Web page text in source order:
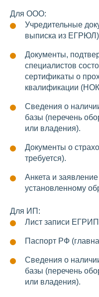
Для ООО:
Учредительные
выписка из
Документы,
специалистов
сертификаты о
квалификации
Сведения о
базы (перечень
или владения).
Документы о
требуется).
Анкета и
установленному
Для ИП:
Лист записи
Паспорт РФ
Сведения о
базы (перечень
или владения).